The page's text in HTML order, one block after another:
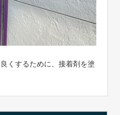
くするために、接着剤を塗